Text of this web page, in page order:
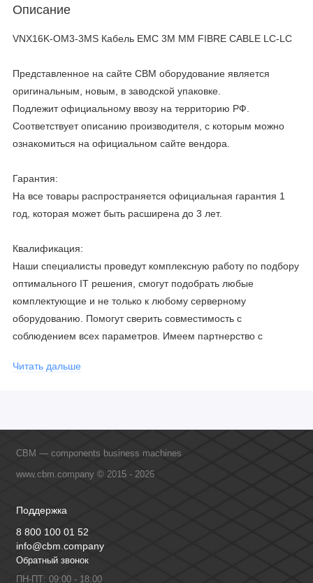
Описание
VNX16K-OM3-3MS Кабель EMC 3M MM FIBRE CABLE LC-LC
Представленное на сайте CBM оборудование является
оригинальным, новым, в заводской упаковке.
Подлежит официальному ввозу на территорию РФ.
Соответствует описанию производителя, с которым можно
ознакомиться на официальном сайте вендора.
Гарантия:
На все товары распространяется официальная гарантия 1
год, которая может быть расширена до 3 лет.
Квалификация:
Наши специалисты проведут комплексную работу по подбору
оптимального IT решения, смогут подобрать любые
комплектующие и не только к любому серверному
оборудованию. Помогут сверить совместимость с
соблюдением всех параметров. Имеем партнерство с
обучение сотрудников, что позволяет исключить ошибки даже
Читать дальше
CBM — components business machines
www.cbm.company © 2015 - 2026
Поддержка
8 800 100 01 52
info@cbm.company
Обратный звонок
ПН-ПТ: 09:00 - 18:00